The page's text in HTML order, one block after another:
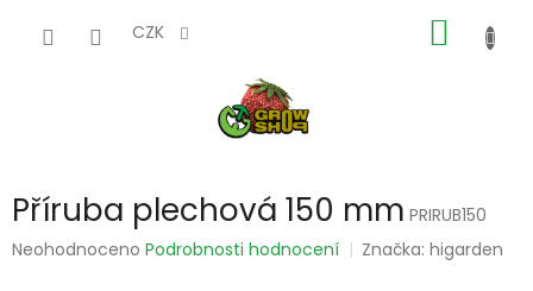
CZK
KOŠÍK
Příruba plechová 150 mm PRIRUB150
Průměrné
Neohodnoceno Podrobnosti hodnocení Značka:higarden